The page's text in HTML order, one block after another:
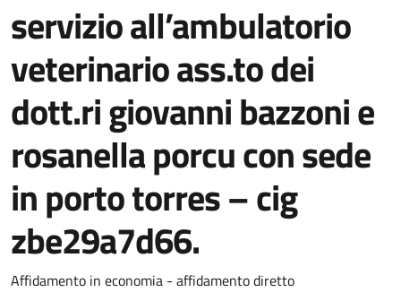
servizio all’ambulatorio
veterinario ass.to dei
dott.ri giovanni bazzoni e
rosanella porcu con sede
in porto torres – cig
zbe29a7d66.
Dettaglio del documento
Affidamento in economia - affidamento diretto